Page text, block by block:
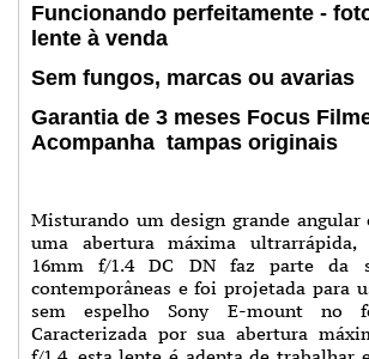
Funcionando perfeitamente -
lente à venda
Sem fungos, marcas ou avarias
Garantia de 3 meses Focus
Acompanha tampas originais
Misturando um design grande angular
uma abertura máxima ultrarrápida,
16mm f/1.4 DC DN faz parte da
contemporâneas e foi projetada para
sem espelho Sony E-mount no
Caracterizada por sua abertura